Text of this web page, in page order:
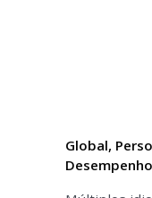
Global,
Desempenho